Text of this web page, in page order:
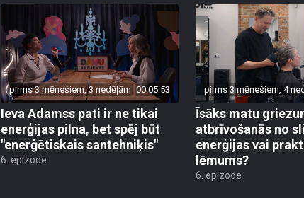
pirms 3 mēnešiem, 3 nedēļām 00:05:53
Ieva Adamss pati ir ne tikai
enerģijas pilna, bet spēj būt
"enerģētiskais santehniķis"
6. epizode
pirms 3 mēnešiem, 4
Īsāks matu
atbrīvošanās no
enerģijas vai
lēmums?
6. epizode